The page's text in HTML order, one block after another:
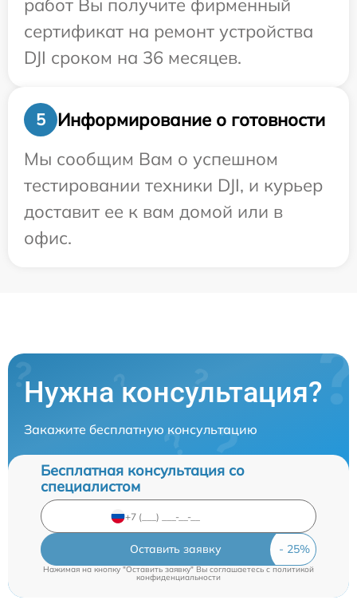
работ Вы получите фирменный
сертификат на ремонт устройства
DJI сроком на 36 месяцев.
5
Информирование о готовности
Мы сообщим Вам о успешном
тестировании техники DJI, и курьер
доставит ее к вам домой или в
офис.
Нужна консультация?
Закажите бесплатную консультацию
Бесплатная консультация со
специалистом
Оставить заявку
Нажимая на кнопку "Оставить заявку" Вы соглашаетесь c политикой
конфиденциальности